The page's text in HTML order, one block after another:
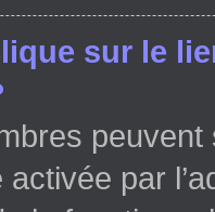
sur le
par